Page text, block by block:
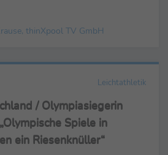
thinXpool TV GmbH
Leichtathletik
/ Olympiasiegerin
Spiele in
ein Riesenknüller“